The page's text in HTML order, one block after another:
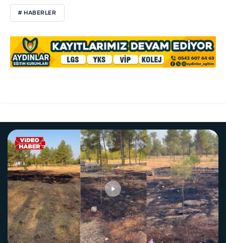
# HABERLER